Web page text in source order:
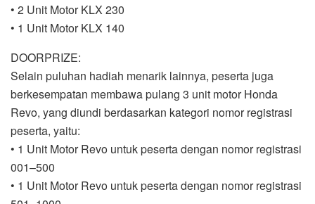
• 2 Unit Motor KLX 230
• 1 Unit Motor KLX 140
DOORPRIZE:
Selain puluhan hadiah menarik lainnya, peserta juga
berkesempatan membawa pulang 3 unit motor Honda
Revo, yang diundi berdasarkan kategori nomor registrasi
peserta, yaitu:
• 1 Unit Motor Revo untuk peserta dengan nomor registrasi
001–500
• 1 Unit Motor Revo untuk peserta dengan nomor registrasi